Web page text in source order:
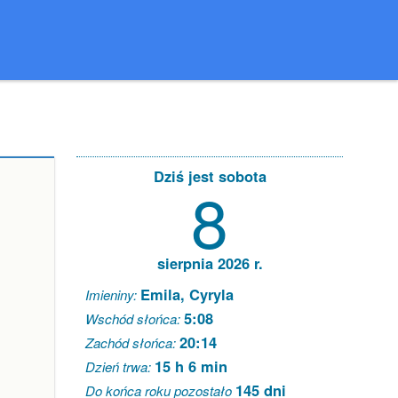
Dziś jest sobota
8
sierpnia 2026 r.
Imieniny: Emila, Cyryla
Wschód słońca:5:08
Zachód słońca:20:14
Dzień trwa: 15 h 6 min
Do końca roku pozostało 145 dni